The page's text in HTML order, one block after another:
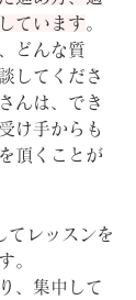
ています。
どんな質
してくださ
んは、でき
け手からも
頂くことが
てレッスンを
。
、集中して